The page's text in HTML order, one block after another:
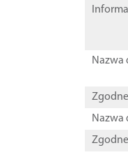
Nazwa
Nazwa